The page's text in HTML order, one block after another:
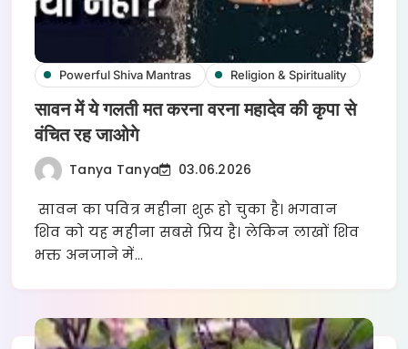
Powerful Shiva Mantras Religion & Spirituality
सावन में ये गलती मत करना वरना महादेव की कृपा से
वंचित रह जाओगे
Tanya Tanya 03.06.2026
सावन का पवित्र महीना शुरू हो चुका है। भगवान
शिव को यह महीना सबसे प्रिय है। लेकिन लाखों शिव
भक्त अनजाने में…